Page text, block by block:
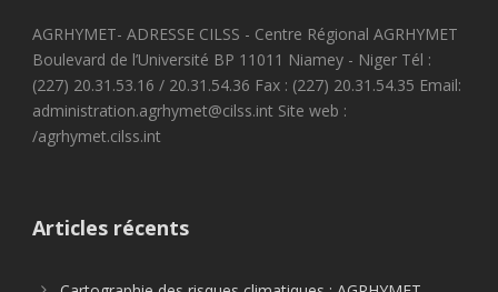
AGRHYMET- ADRESSE CILSS - Centre Régional AGRHYMET
Boulevard de l’Université BP 11011 Niamey - Niger Tél :
(227) 20.31.53.16 / 20.31.54.36 Fax : (227) 20.31.54.35 Email:
administration.agrhymet@cilss.int Site web :
/agrhymet.cilss.int
Articles récents